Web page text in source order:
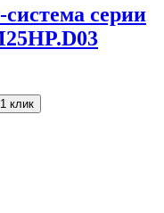
серии
клик